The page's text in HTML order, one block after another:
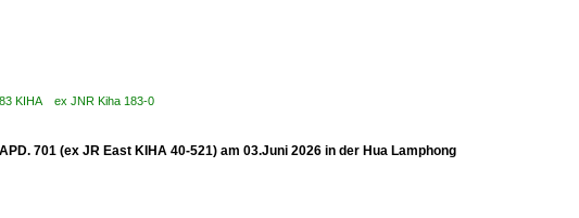
KIHA ex JNR Kiha 183-0
701 (ex JR East KIHA 40-521) am 03.Juni 2026 in der Hua Lamphong